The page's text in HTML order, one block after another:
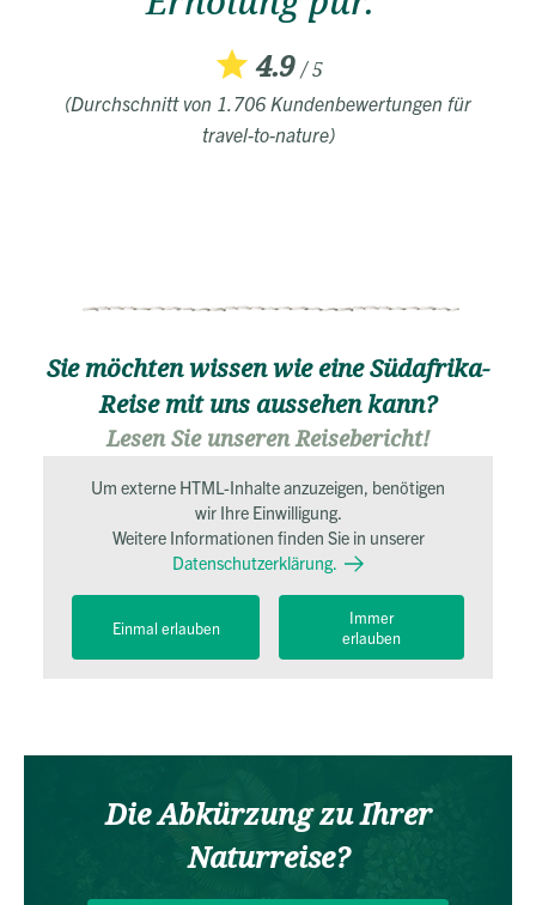
4.9/ 5
(Durchschnitt von 1.706 Kundenbewertungen für
travel-to-nature)
Sie möchten wissen wie eine Südafrika-
Reise mit uns aussehen kann?
Lesen Sie unseren Reisebericht!
Um externe HTML-Inhalte anzuzeigen, benötigen
wir Ihre Einwilligung.
Weitere Informationen finden Sie in unserer
Datenschutzerklärung.
Einmal erlauben
Immer
erlauben
Die Abkürzung zu Ihrer
Naturreise?